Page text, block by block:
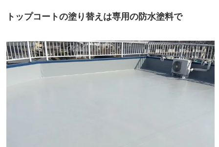
トップコートの塗り替えは専用の防水塗料で